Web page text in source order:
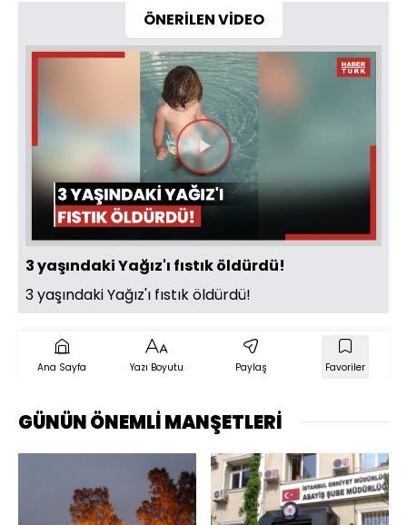
ÖNERİLEN VİDEO
Videoyu
Oynat
3 yaşındaki Yağız'ı fıstık öldürdü!
3 yaşındaki Yağız'ı fıstık öldürdü!
Ana Sayfa Yazı Boyutu Paylaş Favoriler
GÜNÜN ÖNEMLİ MANŞETLERİ